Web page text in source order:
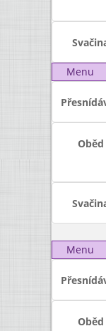
Menu
Oběd
Menu
Oběd